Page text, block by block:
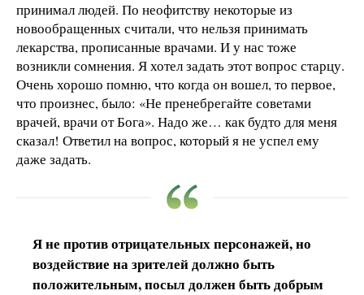
принимал людей. По неофитству некоторые из
новообращенных считали, что нельзя принимать
лекарства, прописанные врачами. И у нас тоже
возникли сомнения. Я хотел задать этот вопрос старцу.
Очень хорошо помню, что когда он вошел, то первое,
что произнес, было: «Не пренебрегайте советами
врачей, врачи от Бога». Надо же… как будто для меня
сказал! Ответил на вопрос, который я не успел ему
даже задать.
Я не против отрицательных персонажей, но
воздействие на зрителей должно быть
положительным, посыл должен быть добрым